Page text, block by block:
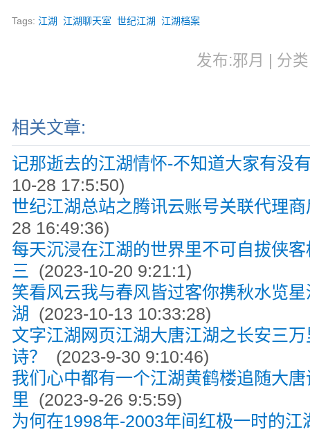
Tags:江湖 江湖聊天室 世纪江湖 江湖档案
发布:邪月 | 分
相关文章:
记那逝去的江湖情怀-不知道大家有没
10-28 17:5:50)
世纪江湖总站之腾讯云账号关联代理
28 16:49:36)
每天沉浸在江湖的世界里不可自拔侠
三
(2023-10-20 9:21:1)
笑看风云我与春风皆过客你携秋水览
湖
(2023-10-13 10:33:28)
文字江湖网页江湖大唐江湖之长安三
诗？
(2023-9-30 9:10:46)
我们心中都有一个江湖黄鹤楼追随大
里 (2023-9-26 9:5:59)
为何在1998年-2003年间红极一时的江